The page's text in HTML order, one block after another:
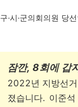
구·시·군의회의원
잠깐, 8회에 갑
2022년 지방선
졌습니다. 이준